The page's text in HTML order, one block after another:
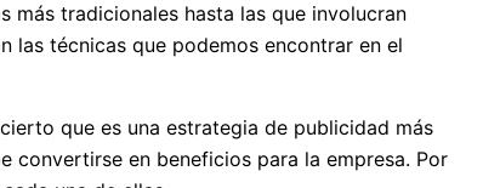
más tradicionales hasta las que involucran
las técnicas que podemos encontrar en el
que es una estrategia de publicidad más
convertirse en beneficios para la empresa. Por